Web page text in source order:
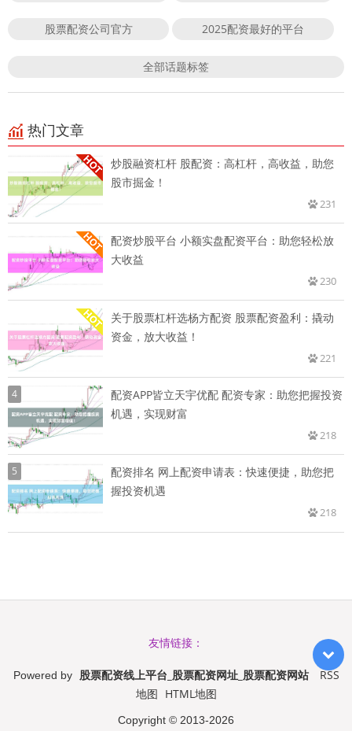
股票配资公司官方 2025配资最好的平台
全部话题标签
热门文章
炒股融资杠杆 股配资：高杠杆，高收益，助您
股市掘金！
231
配资炒股平台 小额实盘配资平台：助您轻松放
大收益
230
关于股票杠杆选杨方配资 股票配资盈利：撬动
资金，放大收益！
221
4
配资APP皆立天宇优配 配资专家：助您把握投资
机遇，实现财富
218
5
配资排名 网上配资申请表：快速便捷，助您把
握投资机遇
218
友情链接：
Powered by 股票配资线上平台_股票配资网址_股票配资网站
RSS
地图 HTML地图
Copyright © 2013-2026